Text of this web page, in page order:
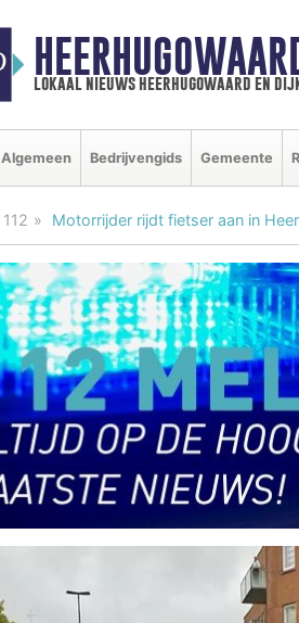
lokaal nieuws heerhugowaard en
Algemeen Bedrijvengids Gemeente
112 Motorrijder rijdt fietser aan in